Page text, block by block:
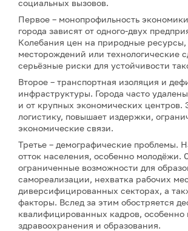
социальных вызовов.
Первое – монопрофильность
города зависят от одного-двух
Колебания цен на природные
месторождений или технологические
серьёзные риски для устойчивости
Второе – транспортная изоляция и
инфраструктуры. Города часто
и от крупных экономических центров.
логистику, повышает издержки,
экономические связи.
Третье – демографические проблемы.
отток населения, особенно молодёжи.
ограниченные возможности для
самореализации, нехватка рабочих
диверсифицированных секторах, а
факторы. Вслед за этим обостряется
квалифицированных кадров, особенно
здравоохранения и образования.